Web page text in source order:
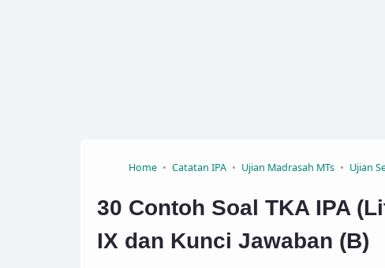
Home Catatan IPA Ujian Madrasah MTs Ujian
30 Contoh Soal TKA IPA
IX dan Kunci Jawaban (B)